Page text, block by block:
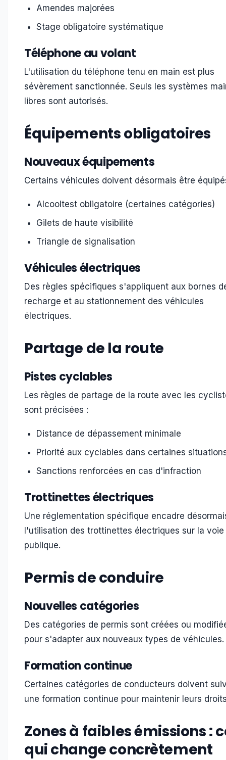
Amendes majorées
Stage obligatoire systématique
Téléphone au volant
L'utilisation du téléphone tenu en main est plus
sévèrement sanctionnée. Seuls les systèmes
libres sont autorisés.
Équipements obligatoires
Nouveaux équipements
Certains véhicules doivent désormais être
Alcooltest obligatoire (certaines catégories)
Gilets de haute visibilité
Triangle de signalisation
Véhicules électriques
Des règles spécifiques s'appliquent aux bornes
recharge et au stationnement des véhicules
électriques.
Partage de la route
Pistes cyclables
Les règles de partage de la route avec les
sont précisées :
Distance de dépassement minimale
Priorité aux cyclables dans certaines
Sanctions renforcées en cas d'infraction
Trottinettes électriques
Une réglementation spécifique encadre
l'utilisation des trottinettes électriques sur la voie
publique.
Permis de conduire
Nouvelles catégories
Des catégories de permis sont créées ou
pour s'adapter aux nouveaux types de véhicules.
Formation continue
Certaines catégories de conducteurs doivent
une formation continue pour maintenir leurs
Zones à faibles émissions :
qui change concrètement